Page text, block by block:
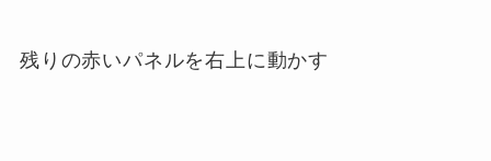
残りの赤いパネルを右上に動かす